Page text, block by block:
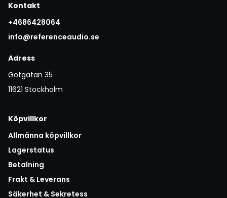
Kontakt
+4686428064
info@referenceaudio.se
Adress
Götgatan 35
11621 Stockholm
Köpvillkor
Allmänna köpvillkor
Lagerstatus
Betalning
Frakt & Leverans
Säkerhet & Sekretess